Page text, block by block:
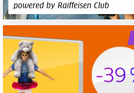
powered by Raiffeisen Club